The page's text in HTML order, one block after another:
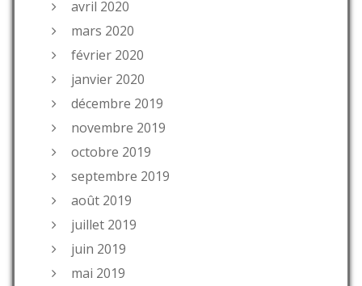
avril 2020
mars 2020
février 2020
janvier 2020
décembre 2019
novembre 2019
octobre 2019
septembre 2019
août 2019
juillet 2019
juin 2019
mai 2019